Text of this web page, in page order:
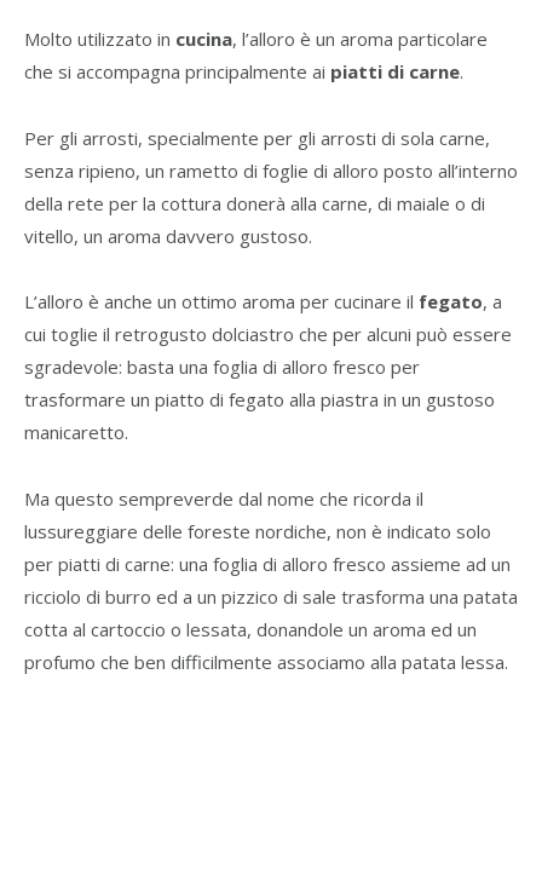
Molto utilizzato in cucina, l’alloro è un aroma particolare
che si accompagna principalmente ai piatti di carne.
Per gli arrosti, specialmente per gli arrosti di sola carne,
senza ripieno, un rametto di foglie di alloro posto all’interno
della rete per la cottura donerà alla carne, di maiale o di
vitello, un aroma davvero gustoso.
L’alloro è anche un ottimo aroma per cucinare il fegato, a
cui toglie il retrogusto dolciastro che per alcuni può essere
sgradevole: basta una foglia di alloro fresco per
trasformare un piatto di fegato alla piastra in un gustoso
manicaretto.
Ma questo sempreverde dal nome che ricorda il
lussureggiare delle foreste nordiche, non è indicato solo
per piatti di carne: una foglia di alloro fresco assieme ad un
ricciolo di burro ed a un pizzico di sale trasforma una patata
cotta al cartoccio o lessata, donandole un aroma ed un
profumo che ben difficilmente associamo alla patata lessa.